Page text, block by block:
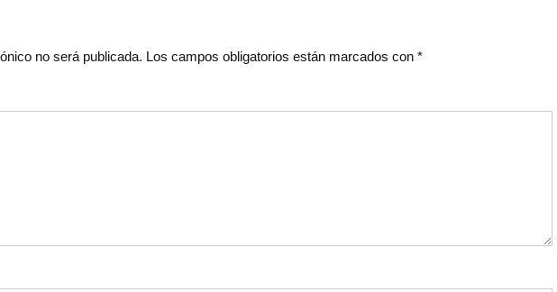
no será publicada. Los campos obligatorios están marcados con *